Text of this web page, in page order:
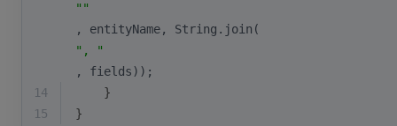
""
, entityName, String.join(
", "
, fields));
14
    }
15
}